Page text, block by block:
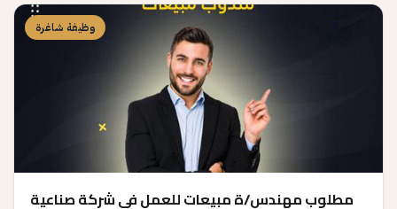
وظيفة شاغرة
مطلوب مهندس/ة مبيعات للعمل في شركة صناعية